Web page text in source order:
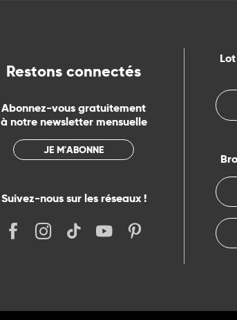
Restons connectés
Abonnez-vous gratuitement
à notre newsletter mensuelle
JE M'ABONNE
Suivez-nous sur les réseaux !